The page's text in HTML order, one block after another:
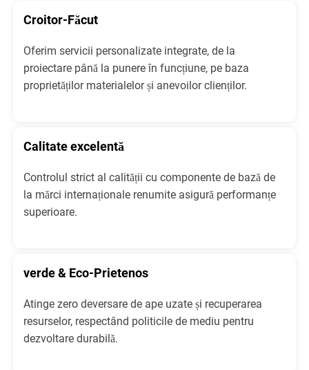
Croitor-Făcut
Oferim servicii personalizate integrate, de la
proiectare până la punere în funcțiune, pe baza
proprietăților materialelor și anevoilor clienților.
Calitate excelentă
Controlul strict al calității cu componente de bază de
la mărci internaționale renumite asigură performanțe
superioare.
verde & Eco-Prietenos
Atinge zero deversare de ape uzate și recuperarea
resurselor, respectând politicile de mediu pentru
dezvoltare durabilă.